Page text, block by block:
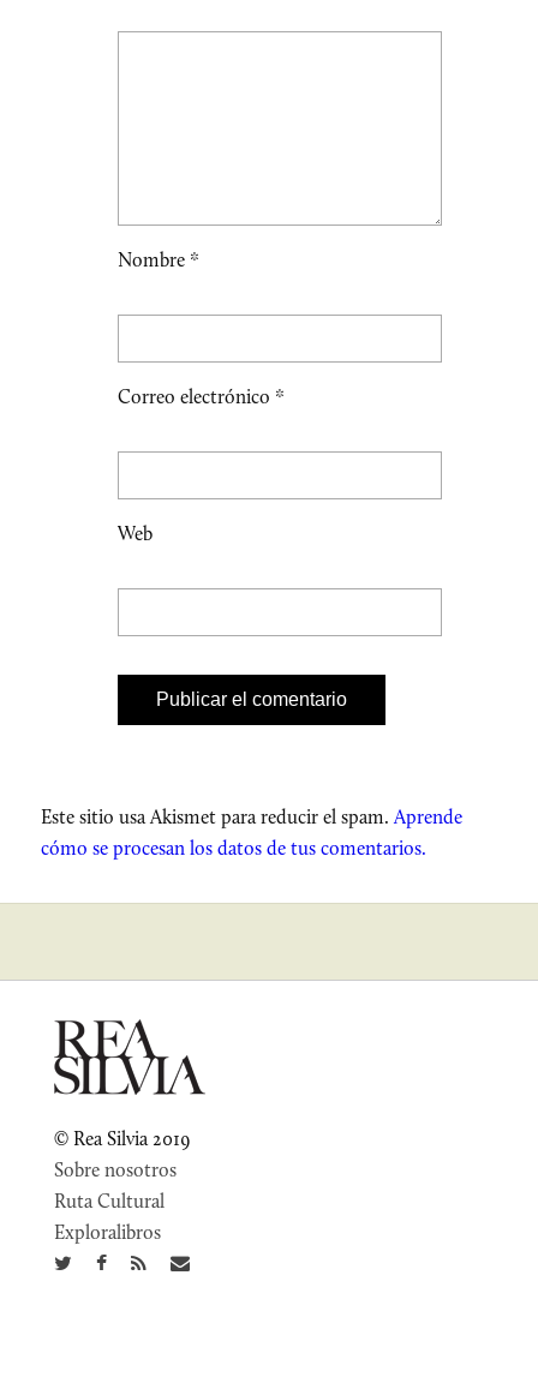
Nombre *
Correo electrónico *
Web
Este sitio usa Akismet para reducir el spam. Aprende
cómo se procesan los datos de tus comentarios.
© Rea Silvia 2019
Sobre nosotros
Ruta Cultural
Exploralibros